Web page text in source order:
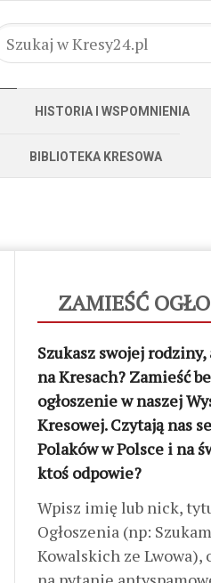
HISTORIA I WSPOMNIENIA
BIBLIOTEKA KRESOWA
ZAMIEŚĆ
Szukasz swojej
na Kresach? Zamieść
ogłoszenie w naszej
Kresowej. Czytają nas
Polaków w Polsce i na
ktoś odpowie?
Wpisz imię lub nick,
Ogłoszenia (np:
Kowalskich ze Lwowa),